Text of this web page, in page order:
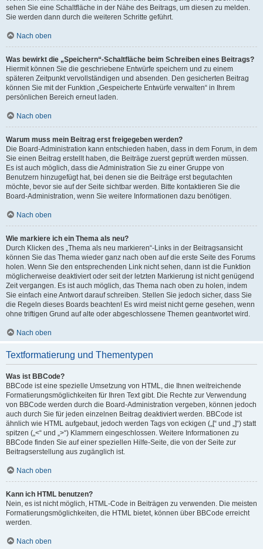
sehen Sie eine Schaltfläche in der Nähe des Beitrags, um diesen zu melden.
Sie werden dann durch die weiteren Schritte geführt.
Nach oben
Was bewirkt die „Speichern“-Schaltfläche beim Schreiben eines Beitrags?
Hiermit können Sie die geschriebene Entwürfe speichern und zu einem
späteren Zeitpunkt vervollständigen und absenden. Den gesicherten Beitrag
können Sie mit der Funktion „Gespeicherte Entwürfe verwalten“ in Ihrem
persönlichen Bereich erneut laden.
Nach oben
Warum muss mein Beitrag erst freigegeben werden?
Die Board-Administration kann entschieden haben, dass in dem Forum, in dem
Sie einen Beitrag erstellt haben, die Beiträge zuerst geprüft werden müssen.
Es ist auch möglich, dass die Administration Sie zu einer Gruppe von
Benutzern hinzugefügt hat, bei denen sie die Beiträge erst begutachten
möchte, bevor sie auf der Seite sichtbar werden. Bitte kontaktieren Sie die
Board-Administration, wenn Sie weitere Informationen dazu benötigen.
Nach oben
Wie markiere ich ein Thema als neu?
Durch Klicken des „Thema als neu markieren“-Links in der Beitragsansicht
können Sie das Thema wieder ganz nach oben auf die erste Seite des Forums
holen. Wenn Sie den entsprechenden Link nicht sehen, dann ist die Funktion
möglicherweise deaktiviert oder seit der letzten Markierung ist nicht genügend
Zeit vergangen. Es ist auch möglich, das Thema nach oben zu holen, indem
Sie einfach eine Antwort darauf schreiben. Stellen Sie jedoch sicher, dass Sie
die Regeln dieses Boards beachten! Es wird meist nicht gerne gesehen, wenn
ohne triftigen Grund auf alte oder abgeschlossene Themen geantwortet wird.
Nach oben
Textformatierung und Thementypen
Was ist BBCode?
BBCode ist eine spezielle Umsetzung von HTML, die Ihnen weitreichende
Formatierungsmöglichkeiten für Ihren Text gibt. Die Rechte zur Verwendung
von BBCode werden durch die Board-Administration vergeben, können jedoch
auch durch Sie für jeden einzelnen Beitrag deaktiviert werden. BBCode ist
ähnlich wie HTML aufgebaut, jedoch werden Tags von eckigen („[“ und „]“) statt
spitzen („<“ und „>“) Klammern eingeschlossen. Weitere Informationen zu
BBCode finden Sie auf einer speziellen Hilfe-Seite, die von der Seite zur
Beitragserstellung aus zugänglich ist.
Nach oben
Kann ich HTML benutzen?
Nein, es ist nicht möglich, HTML-Code in Beiträgen zu verwenden. Die meisten
Formatierungsmöglichkeiten, die HTML bietet, können über BBCode erreicht
werden.
Nach oben